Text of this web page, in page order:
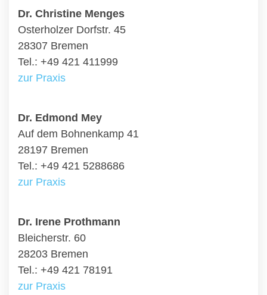
Dr. Christine Menges
Osterholzer Dorfstr. 45
28307 Bremen
Tel.: +49 421 411999
zur Praxis
Dr. Edmond Mey
Auf dem Bohnenkamp 41
28197 Bremen
Tel.: +49 421 5288686
zur Praxis
Dr. Irene Prothmann
Bleicherstr. 60
28203 Bremen
Tel.: +49 421 78191
zur Praxis